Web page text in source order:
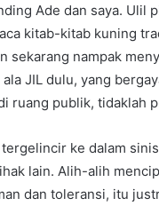
Ade dan saya. Ulil
kitab-kitab kuning
sekarang nampak
JIL dulu, yang
ruang publik, tidaklah
ke dalam
lain. Alih-alih
dan toleransi, itu